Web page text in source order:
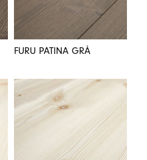
FURU PATINA GRÅ